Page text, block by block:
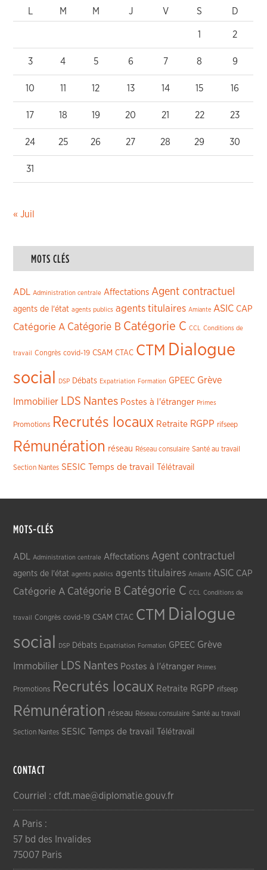
M M J V S D
1 2
3 4 5 6 7 8 9
10 11 12 13 14 15 16
17 18 19 20 21 22 23
24 25 26 27 28 29 30
31
« Juil
MOTS CLÉS
ADL Administration centrale Affectations Agent contractuel
agents de l'état agents publics agents titulaires Amiante ASIC CAP
Catégorie A Catégorie B Catégorie C CCL Conditions de
travail Congrès covid-19 CSAM CTAC CTM Dialogue
social
DSP Débats Expatriation Formation GPEEC Grève
Immobilier LDS Nantes Postes à l'étranger Primes
Promotions Recrutés locaux Retraite RGPP rifseep
Rémunération réseau Réseau consulaire Santé au travail
Section Nantes SESIC Temps de travail Télétravail
MOTS-CLÉS
ADL Administration centrale Affectations Agent contractuel
agents de l'état agents publics agents titulaires Amiante ASIC CAP
Catégorie A Catégorie B Catégorie C CCL Conditions de
travail Congrès covid-19 CSAM CTAC CTM Dialogue
social
DSP Débats Expatriation Formation GPEEC Grève
Immobilier LDS Nantes Postes à l'étranger Primes
Promotions Recrutés locaux Retraite RGPP rifseep
Rémunération réseau Réseau consulaire Santé au travail
Section Nantes SESIC Temps de travail Télétravail
CONTACT
Courriel : cfdt.mae@diplomatie.gouv.fr
A Paris :
57 bd des Invalides
75007 Paris